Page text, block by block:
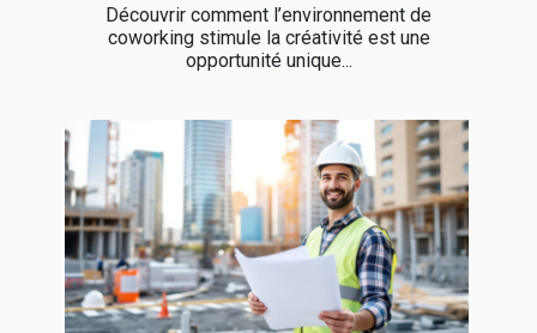
Découvrir comment l’environnement de
coworking stimule la créativité est une
opportunité unique...